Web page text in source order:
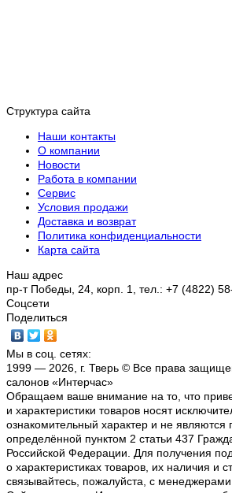
Структура сайта
Наши контакты
О компании
Новости
Работа в компании
Сервис
Условия продажи
Доставка и возврат
Политика конфиденциальности
Карта сайта
Наш адрес
пр-т Победы, 24, корп. 1, тел.: +7 (4822)
Соцсети
Поделиться
Мы в соц. сетях:
1999 — 2026, г. Тверь © Все права
салонов «Интерчас»
Обращаем ваше внимание на то, что
и характеристики товаров носят
ознакомительный характер и не являются
определённой пунктом 2 статьи 437
Российской Федерации. Для получения
о характеристиках товаров, их наличия и
связывайтесь, пожалуйста, с